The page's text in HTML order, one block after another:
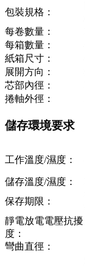
包裝規格：
每卷數量：
每箱數量：
紙箱尺寸：
展開方向：
芯部內徑：
捲軸外徑：
儲存環境要求
工作溫度/濕度：
儲存溫度/濕度：
保存期限：
靜電放電電壓抗擾
度：
彎曲直徑：